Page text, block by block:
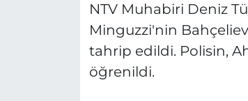
NTV Muhabiri Deniz
Minguzzi'nin
tahrip edildi. Polisin,
öğrenildi.